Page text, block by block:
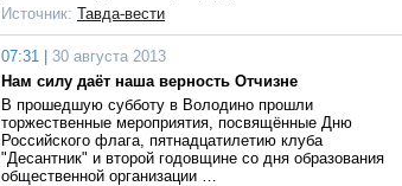
Источник: Тавда-вести
07:31 |
30 августа 2013
Нам силу даёт наша верность Отчизне
В прошедшую субботу в Володино прошли
торжественные мероприятия, посвящённые Дню
Российского флага, пятнадцатилетию клуба
"Десантник" и второй годовщине со дня образования
общественной организации …